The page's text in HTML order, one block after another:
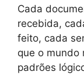
Cada
recebida,
feito, cada
que o mundo
padrões